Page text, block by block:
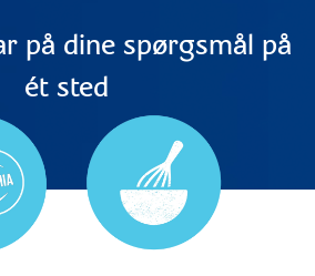
på dine spørgsmål på
ét sted